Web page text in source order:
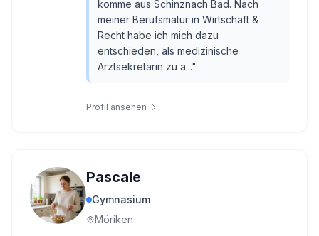
komme aus Schinznach Bad. Nach
meiner Berufsmatur in Wirtschaft &
Recht habe ich mich dazu
entschieden, als medizinische
Arztsekretärin zu a..."
Profil ansehen
Pascale
Gymnasium
Möriken